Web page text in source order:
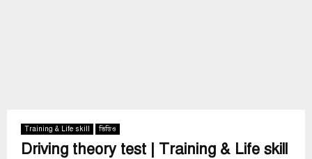
Training & Life skill ভিডিও
Driving theory test | Training & Life skill